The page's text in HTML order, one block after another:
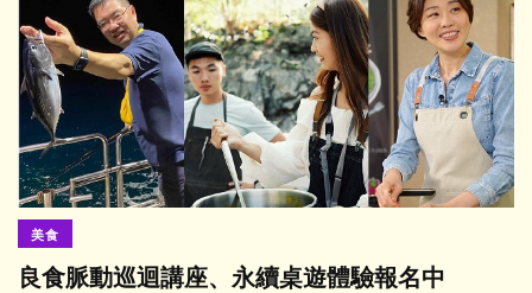
美食
良食脈動巡迴講座、永續桌遊體驗報名中